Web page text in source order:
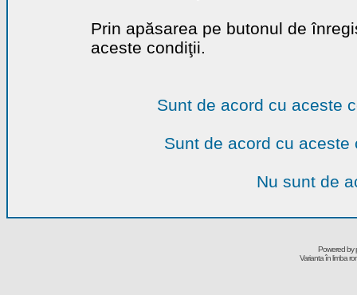
Prin apăsarea pe butonul de
aceste condiţii.
Sunt de acord cu aceste
Sunt de acord cu
Nu sunt de
Powered by
Varianta în limba